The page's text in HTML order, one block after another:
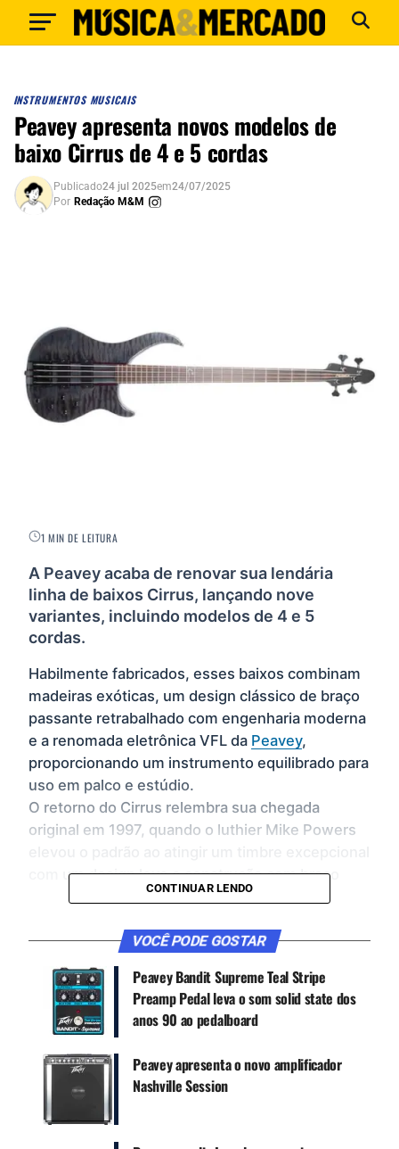
INSTRUMENTOS MUSICAIS
Peavey apresenta novos modelos de
baixo Cirrus de 4 e 5 cordas
Publicado24 jul 2025em24/07/2025
Por Redação M&M
1 MIN DE LEITURA
A Peavey acaba de renovar sua lendária
linha de baixos Cirrus, lançando nove
variantes, incluindo modelos de 4 e 5
cordas.
Habilmente fabricados, esses baixos combinam
madeiras exóticas, um design clássico de braço
passante retrabalhado com engenharia moderna
e a renomada eletrônica VFL da Peavey,
proporcionando um instrumento equilibrado para
uso em palco e estúdio.
O retorno do Cirrus relembra sua chegada
original em 1997, quando o luthier Mike Powers
com um design leve e construção com braço
atravessado. Nesta nova geração, os baixos
Flame Maple (com versões Trans Black e Trans
Blue), Quilted Maple ou Wenge, sobre corpo em
alder ou walnut, conforme o caso.
CONTINUAR LENDO
VOCÊ PODE GOSTAR
Peavey Bandit Supreme Teal Stripe
Preamp Pedal leva o som solid state dos
anos 90 ao pedalboard
Peavey apresenta o novo amplificador
Nashville Session